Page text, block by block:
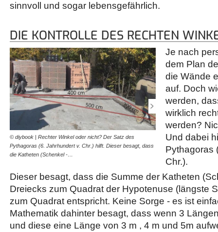
sinnvoll und sogar lebensgefährlich.
DIE KONTROLLE DES RECHTEN
© diybook | Rechter Winkel oder nicht? Der Satz des
Pythagoras (6. Jahrhundert v. Chr.) hilft. Dieser besagt, dass
die Katheten (Schenkel -…
© diybook | Darf&#039;s
gilt hierbei natürlich
groß, so können…
Je nach
dem Plan
die Wände
auf. Doch
werden,
wirklich
werden?
Und dabei
Pythagoras
Chr.).
Dieser besagt, dass die Summe der Katheten
Dreiecks zum Quadrat der Hypotenuse (längste
zum Quadrat entspricht. Keine Sorge - es ist
Mathematik dahinter besagt, dass wenn 3
und diese eine Länge von 3 m , 4 m und 5m